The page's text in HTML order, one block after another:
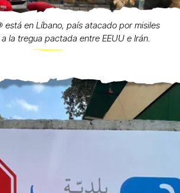
está en Líbano, país atacado por misiles
la tregua pactada entre EEUU e Irán.